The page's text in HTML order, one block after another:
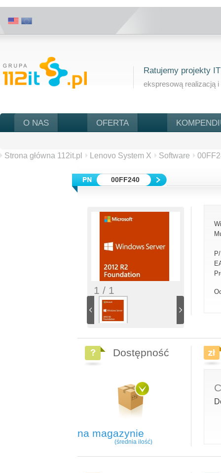
Ratujemy projekty IT
ekspresową realizacją i
O NAS OFERTA
Strona główna 112it.pl Lenovo System X Software
00FF240
1 / 1
Dostępność
na magazynie
(średnia ilość)